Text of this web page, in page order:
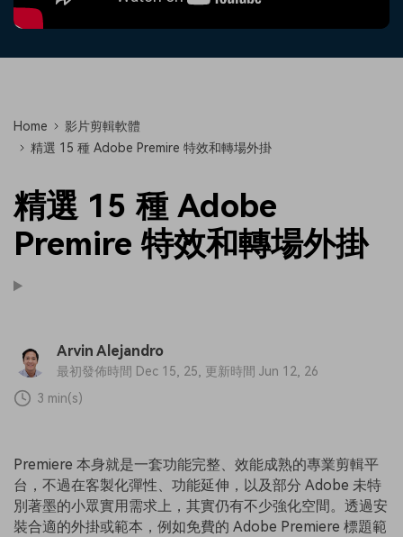
Home
影片剪輯軟體
精選 15 種 Adobe Premire 特效和轉場外掛
精選 15 種 Adobe
Premire 特效和轉場外掛
Arvin Alejandro
最初發佈時間 Dec 15, 25, 更新時間 Jun 12, 26
3 min(s)
Premiere 本身就是一套功能完整、效能成熟的專業剪輯平
台，不過在客製化彈性、功能延伸，以及部分 Adobe 未特
別著墨的小眾實用需求上，其實仍有不少強化空間。透過安
裝合適的外掛或範本，例如免費的 Adobe Premiere 標題範